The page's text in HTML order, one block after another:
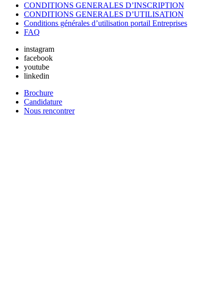
CONDITIONS GENERALES D’INSCRIPTION
CONDITIONS GENERALES D’UTILISATION
Conditions générales d’utilisation portail Entreprises
FAQ
instagram
facebook
youtube
linkedin
Brochure
Candidature
Nous rencontrer